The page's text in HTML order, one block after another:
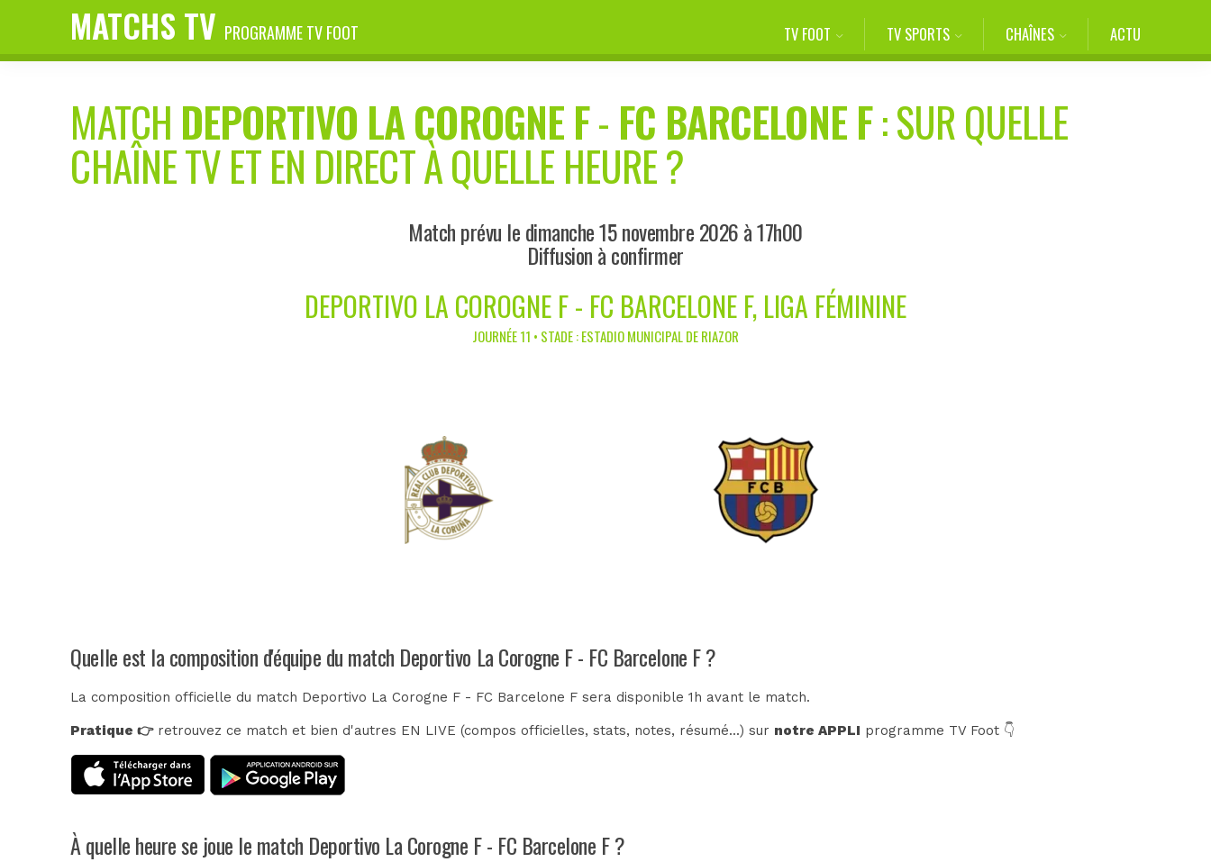
MATCHS TV PROGRAMME TV FOOT TV FOOT TV SPORTS CHAÎNES ACTU
MATCH DEPORTIVO LA COROGNE F- FC BARCELONE F: SUR QUELLE
CHAÎNE TV ET EN DIRECT À QUELLE HEURE ?
Match prévu le dimanche 15 novembre 2026 à 17h00
Diffusion à confirmer
DEPORTIVO LA COROGNE F - FC BARCELONE F, LIGA FÉMININE
JOURNÉE 11 • STADE : ESTADIO MUNICIPAL DE RIAZOR
Quelle est la composition d'équipe du match Deportivo La Corogne F - FC Barcelone F ?
La composition officielle du match Deportivo La Corogne F - FC Barcelone F sera disponible 1h avant le match.
Pratique 👉retrouvez ce match et bien d'autres EN LIVE (compos officielles, stats, notes, résumé...) sur notre APPLI programme TV Foot 👇
À quelle heure se joue le match Deportivo La Corogne F - FC Barcelone F ?